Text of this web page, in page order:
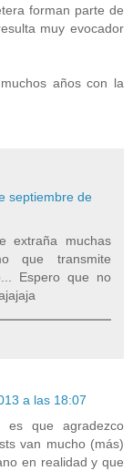
forman parte de
muy evocador
años con la
septiembre de
extraña muchas
que transmite
Espero que no
a las 18:07
es que agradezco
van mucho (más)
en realidad y que